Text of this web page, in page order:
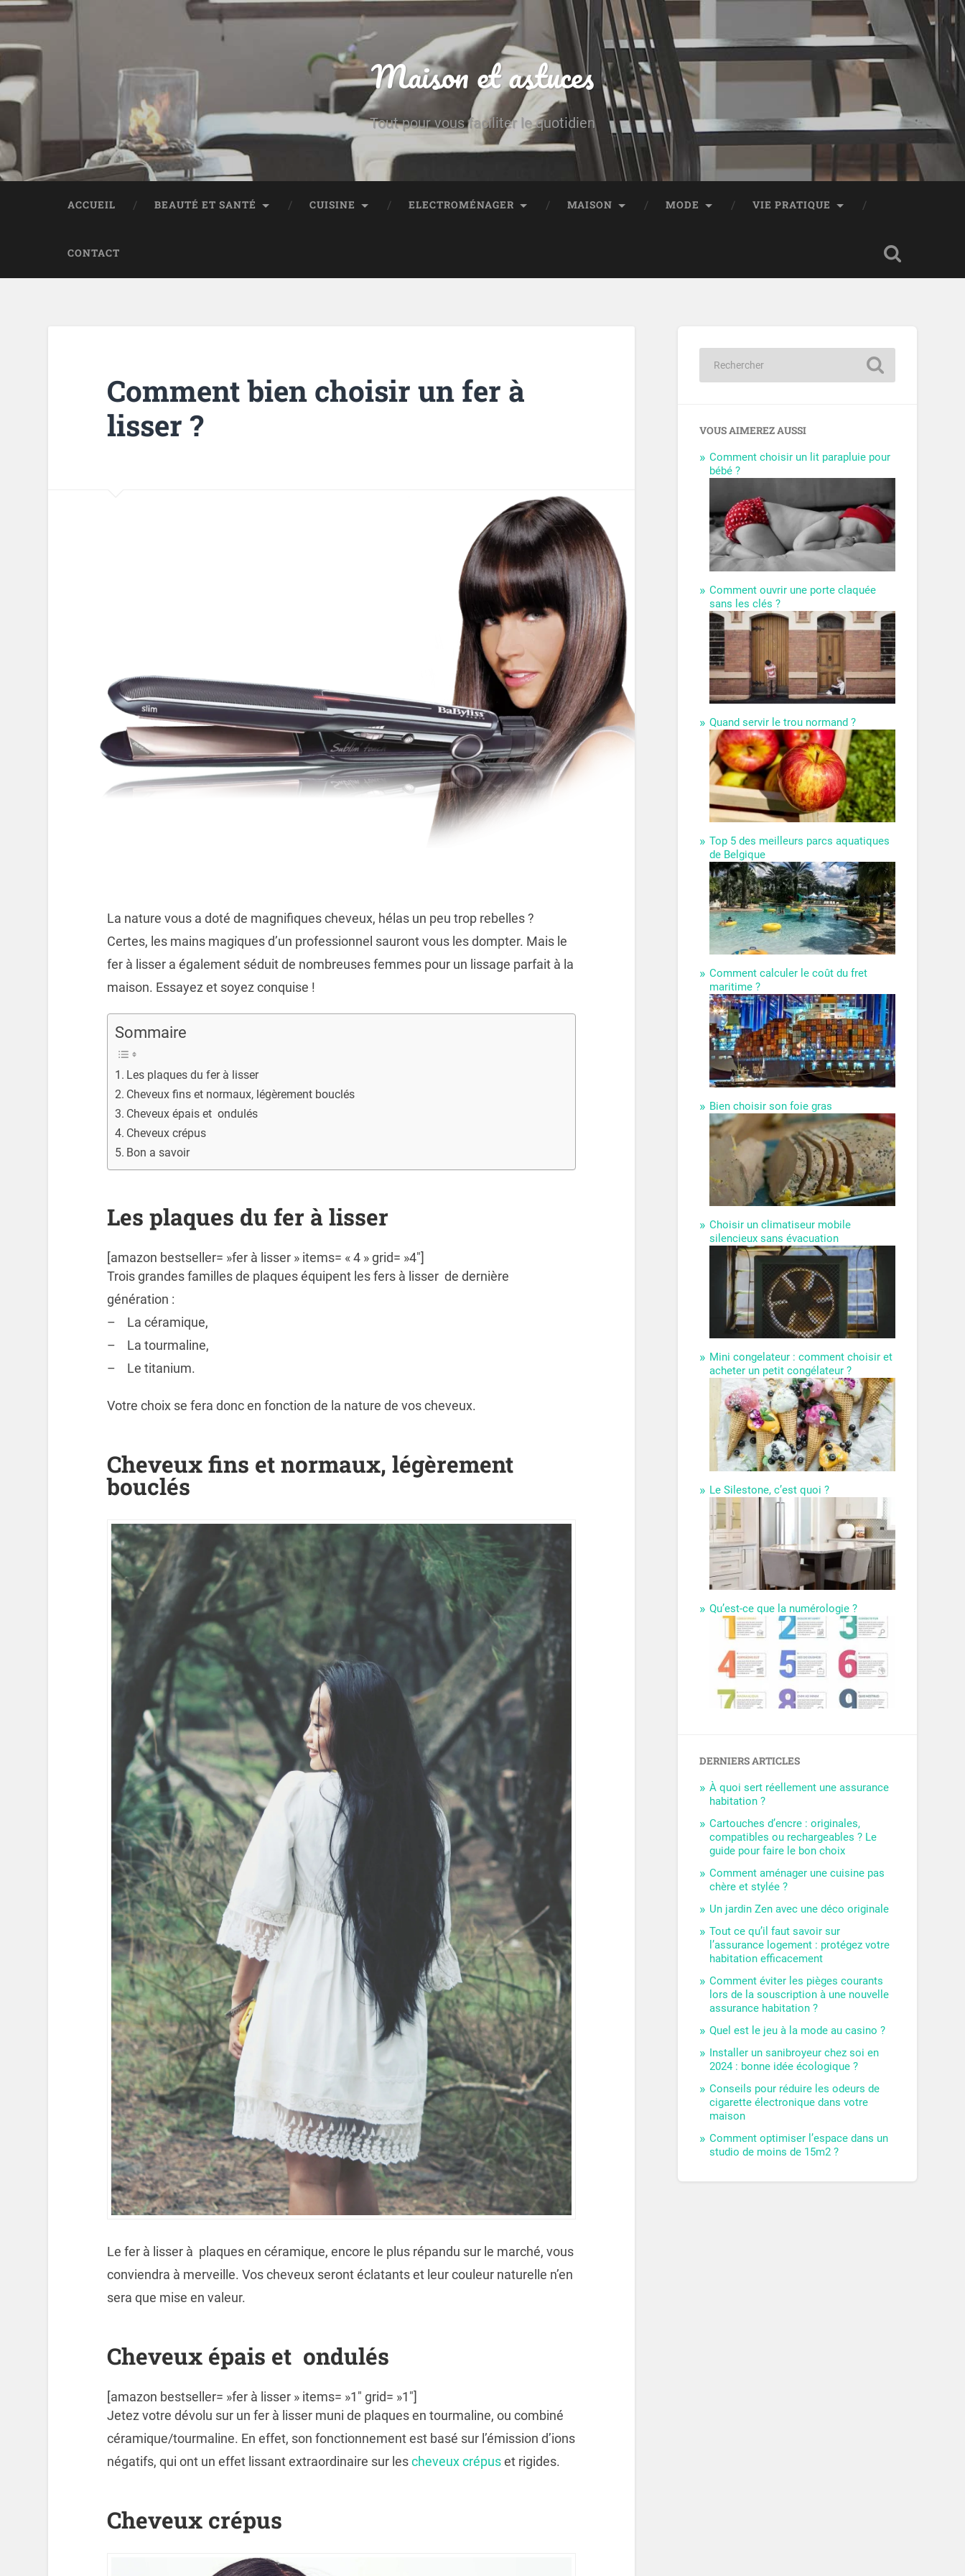
Maison et astuces
Tout pour vous faciliter le quotidien
ACCUEIL BEAUTÉ ET SANTÉ CUISINE ELECTROMÉNAGER MAISON MODE VIE PRATIQUE
CONTACT
Comment bien choisir un fer à
lisser ?
La nature vous a doté de magnifiques cheveux, hélas un peu trop rebelles ?
Certes, les mains magiques d’un professionnel sauront vous les dompter. Mais le
fer à lisser a également séduit de nombreuses femmes pour un lissage parfait à la
maison. Essayez et soyez conquise !
Sommaire
Les plaques du fer à lisser
Cheveux fins et normaux, légèrement bouclés
Cheveux épais et ondulés
Cheveux crépus
Bon a savoir
Les plaques du fer à lisser
[amazon bestseller= »fer à lisser » items= « 4 » grid= »4″]
Trois grandes familles de plaques équipent les fers à lisser de dernière
génération :
– La céramique,
– La tourmaline,
– Le titanium.
Votre choix se fera donc en fonction de la nature de vos cheveux.
Cheveux fins et normaux, légèrement
bouclés
Le fer à lisser à plaques en céramique, encore le plus répandu sur le marché, vous
conviendra à merveille. Vos cheveux seront éclatants et leur couleur naturelle n’en
sera que mise en valeur.
Cheveux épais et ondulés
[amazon bestseller= »fer à lisser » items= »1″ grid= »1″]
Jetez votre dévolu sur un fer à lisser muni de plaques en tourmaline, ou combiné
céramique/tourmaline. En effet, son fonctionnement est basé sur l’émission d’ions
négatifs, qui ont un effet lissant extraordinaire sur lescheveux crépuset rigides.
Cheveux crépus
VOUS AIMEREZ AUSSI
Comment choisir un lit parapluie pour
bébé ?
Comment ouvrir une porte claquée
sans les clés ?
Quand servir le trou normand ?
Top 5 des meilleurs parcs aquatiques
de Belgique
Comment calculer le coût du fret
maritime ?
Bien choisir son foie gras
Choisir un climatiseur mobile
silencieux sans évacuation
Mini congelateur : comment choisir et
acheter un petit congélateur ?
Le Silestone, c’est quoi ?
Qu’est-ce que la numérologie ?
DERNIERS ARTICLES
À quoi sert réellement une assurance
habitation ?
Cartouches d’encre : originales,
compatibles ou rechargeables ? Le
guide pour faire le bon choix
Comment aménager une cuisine pas
chère et stylée ?
Un jardin Zen avec une déco originale
Tout ce qu’il faut savoir sur
l’assurance logement : protégez votre
habitation efficacement
Comment éviter les pièges courants
lors de la souscription à une nouvelle
assurance habitation ?
Quel est le jeu à la mode au casino ?
Installer un sanibroyeur chez soi en
2024 : bonne idée écologique ?
Conseils pour réduire les odeurs de
cigarette électronique dans votre
maison
Comment optimiser l’espace dans un
studio de moins de 15m2 ?